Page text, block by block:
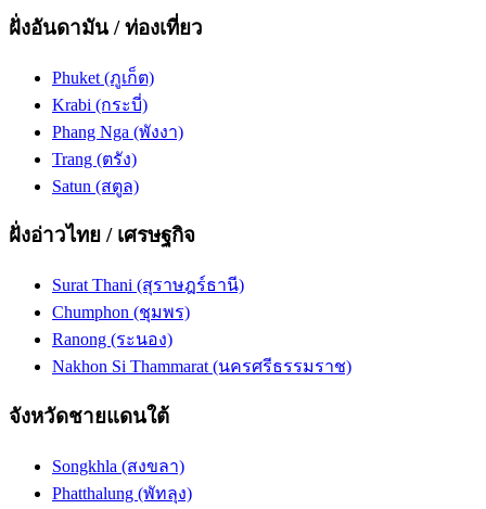
ฝั่งอันดามัน / ท่องเที่ยว
Phuket (ภูเก็ต)
Krabi (กระบี่)
Phang Nga (พังงา)
Trang (ตรัง)
Satun (สตูล)
ฝั่งอ่าวไทย / เศรษฐกิจ
Surat Thani (สุราษฎร์ธานี)
Chumphon (ชุมพร)
Ranong (ระนอง)
Nakhon Si Thammarat (นครศรีธรรมราช)
จังหวัดชายแดนใต้
Songkhla (สงขลา)
Phatthalung (พัทลุง)